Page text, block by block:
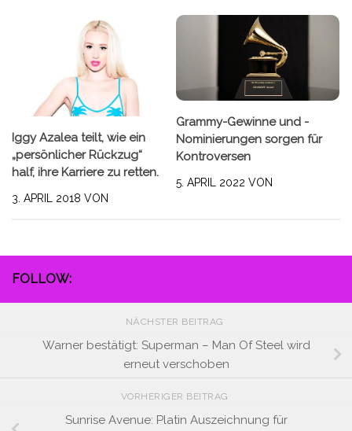
Iggy Azalea teilt, wie ein
„persönlicher Rückzug“
half, ihre Karriere zu retten.
3. APRIL 2018 VON
Grammy-Gewinne und -
Nominierungen sorgen für
Kontroversen
5. APRIL 2022 VON
FOLLOW:
NÄCHSTER BEITRAG
Warner bestätigt: Superman – Man Of Steel wird
erneut verschoben
VORHERIGER BEITRAG
Sunrise Avenue: Platin Auszeichnung für